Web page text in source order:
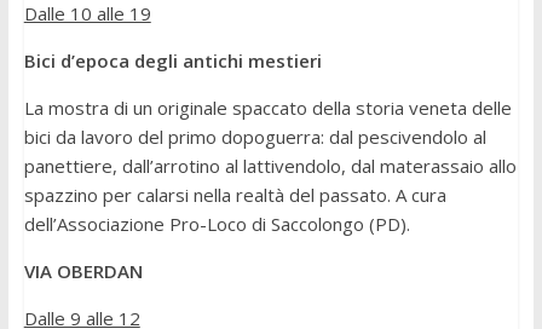
Dalle 10 alle 19
Bici d’epoca degli antichi mestieri
La mostra di un originale spaccato della storia veneta delle
bici da lavoro del primo dopoguerra: dal pescivendolo al
panettiere, dall’arrotino al lattivendolo, dal materassaio allo
spazzino per calarsi nella realtà del passato. A cura
dell’Associazione Pro-Loco di Saccolongo (PD).
VIA OBERDAN
Dalle 9 alle 12